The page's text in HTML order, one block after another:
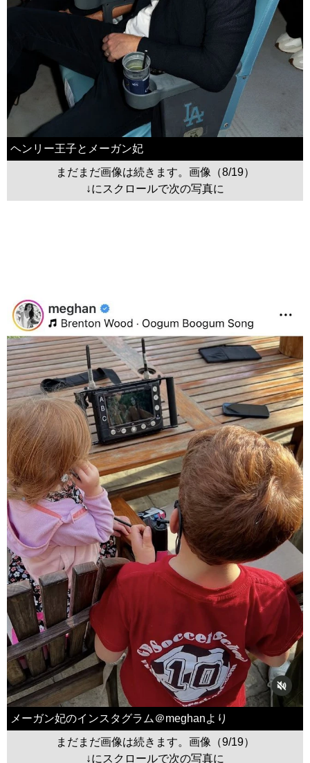
ヘンリー王子とメーガン妃
まだまだ画像は続きます。画像（8/19）
↓にスクロールで次の写真に
メーガン妃のインスタグラム＠meghanより
まだまだ画像は続きます。画像（9/19）
↓にスクロールで次の写真に